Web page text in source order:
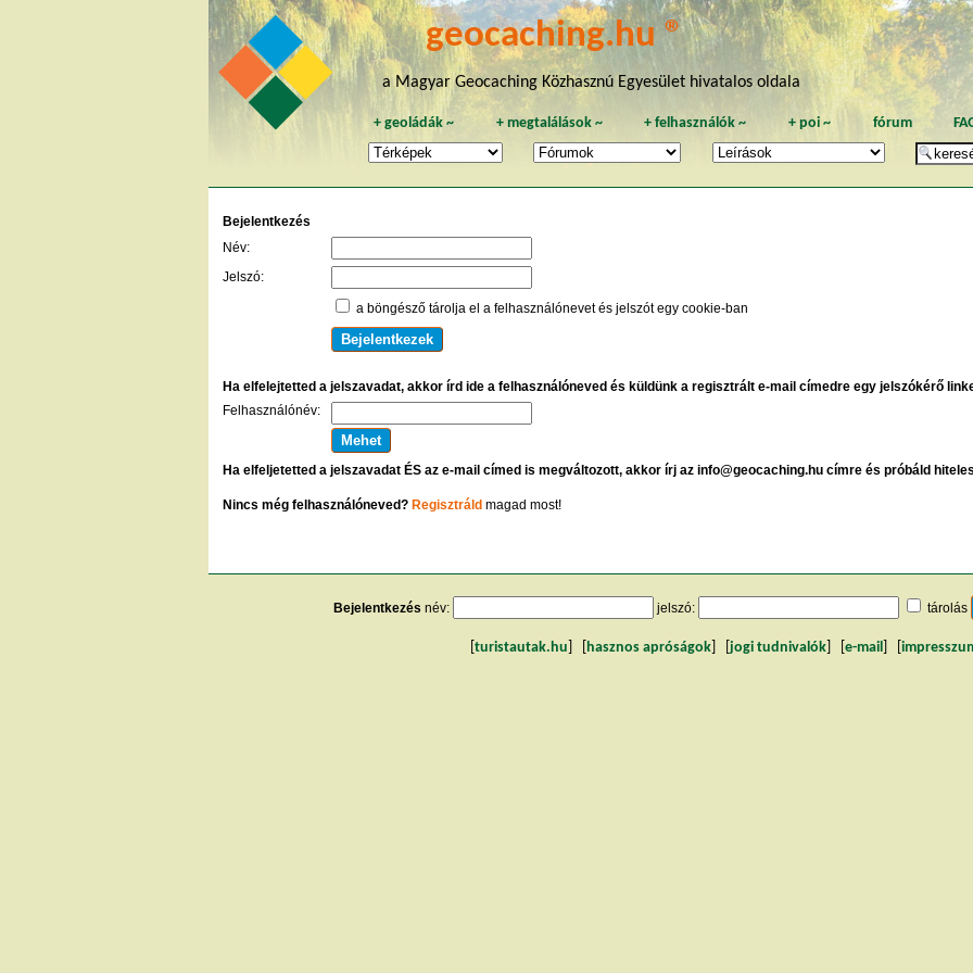
geocaching.hu ®
a Magyar Geocaching Közhasznú Egyesület hivatalos oldala
+geoládák ~ + megtalálások~ +felhasználók ~ + poi~ fórum
Bejelentkezés
Név:
Jelszó:
a böngésző tárolja el a felhasználónevet és jelszót egy cookie-ban
Ha elfelejtetted a jelszavadat, akkor írd ide a felhasználóneved és küldünk a regisztrált e-mail címedre egy jelszókérő
Felhasználónév:
Ha elfeljetetted a jelszavadat ÉS az e-mail címed is megváltozott, akkor írj az info@geocaching.hu címre és próbáld
Nincs még felhasználóneved? Regisztráld magad most!
Bejelentkezés név: jelszó: tárolás
turistautak.hu hasznos apróságok jogi tudnivalók e-mail